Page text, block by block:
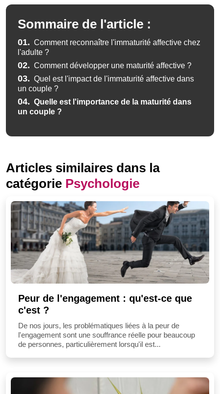
Sommaire de l'article :
01. Comment reconnaître l'immaturité affective chez
l'adulte ?
02. Comment développer une maturité affective ?
03. Quel est l'impact de l'immaturité affective dans
un couple ?
04. Quelle est l'importance de la maturité dans
un couple ?
Articles similaires dans la
catégorie Psychologie
Peur de l'engagement : qu'est-ce que
c'est ?
De nos jours, les problématiques liées à la peur de
l'engagement sont une souffrance réelle pour beaucoup
de personnes, particulièrement lorsqu'il est...